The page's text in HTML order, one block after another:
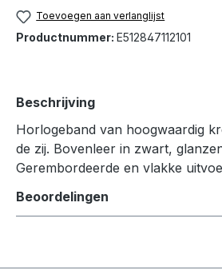
Toevoegen aan verlanglijst
Productnummer: E512847112101
Beschrijving
Horlogeband van hoogwaardig
de zij. Bovenleer in zwart,
Gerembordeerde en vlakke
Beoordelingen